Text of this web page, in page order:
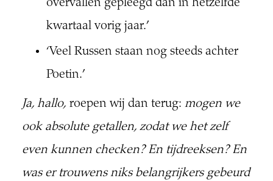
overvallen gepleegd dan in hetzelfde
kwartaal vorig jaar.’
‘Veel Russen staan nog steeds achter
Poetin.’
Ja, hallo, roepen wij dan terug: mogen we
ook absolute getallen, zodat we het zelf
even kunnen checken? En tijdreeksen? En
was er trouwens niks belangrijkers gebeurd